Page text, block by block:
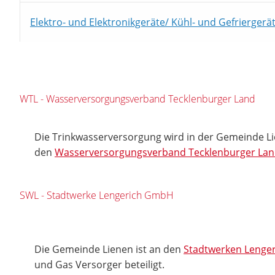
Elektro- und Elektronikgeräte/ Kühl- und
WTL - Wasserversorgungsverband Tecklenburger Land
Die Trinkwasserversorgung wird in der Gemeinde
den Wasserversorgungsverband Tecklenburger
SWL - Stadtwerke Lengerich GmbH
Die Gemeinde Lienen ist an den Stadtwerken
und Gas Versorger beteiligt.